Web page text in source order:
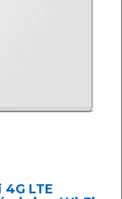
LTE